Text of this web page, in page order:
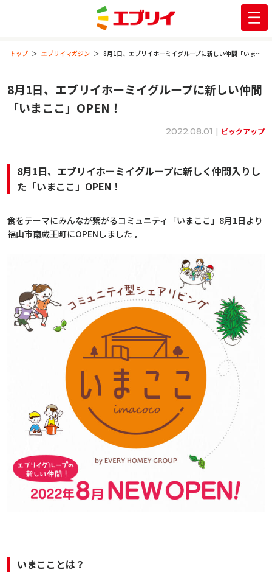
トップ エブリイマガジン 8月1日、エブリイホーミイグループに新しい仲間「いまここ」OPEN！
8月1日、エブリイホーミイグループに新しい仲間
「いまここ」OPEN！
2022.08.01 | ピックアップ
8月1日、エブリイホーミイグループに新しく仲間入りし
た「いまここ」OPEN！
食をテーマにみんなが繋がるコミュニティ「いまここ」8月1日より
福山市南蔵王町にOPENしました♩
いまこことは？